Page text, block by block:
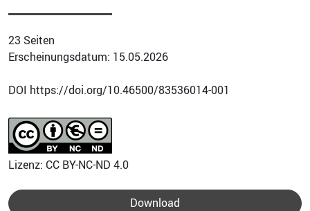
23 Seiten
Erscheinungsdatum: 15.05.2026
DOI https://doi.org/10.46500/83536014-001
Lizenz: CC BY-NC-ND 4.0
Download